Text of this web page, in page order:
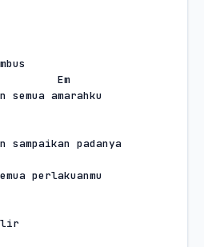
Em
semua amarahku
padanya
perlakuanmu